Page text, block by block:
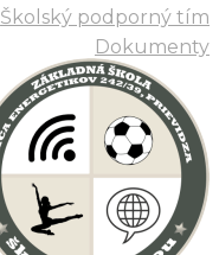
Školský podporný tím
Dokumenty